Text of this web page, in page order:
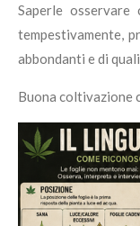
Saperle
tempestivamente,
abbondanti e di
Buona coltivazione